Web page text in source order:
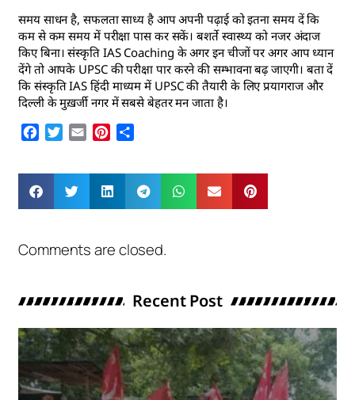
समय साधन है, सफलता साध्य है आप अपनी पढ़ाई को इतना समय दें कि
कम से कम समय में परीक्षा पास कर सकें। बशर्ते स्वास्थ्य को नजर अंदाज
किए बिना। संस्कृति IAS Coaching के अगर इन चीजों पर अगर आप ध्यान
देंगे तो आपके UPSC की परीक्षा पार करने की सम्भावना बढ़ जाएगी। बता दें
कि संस्कृति IAS हिंदी माध्यम में UPSC की तैयारी के लिए प्रयागराज और
दिल्ली के मुख़र्जी नगर में सबसे बेहतर मन जाता है।
Facebook
Twitter
Email Pinterest
Comments are closed.
Recent Post